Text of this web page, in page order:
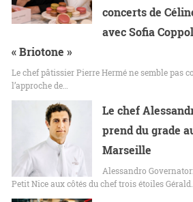
concerts de
avec Sofia
« Briotone »
Le chef pâtissier Pierre Hermé ne semble pas
l’approche de…
Le chef
prend du grade
Marseille
Alessandro
Petit Nice aux côtés du chef trois étoiles Gérald…